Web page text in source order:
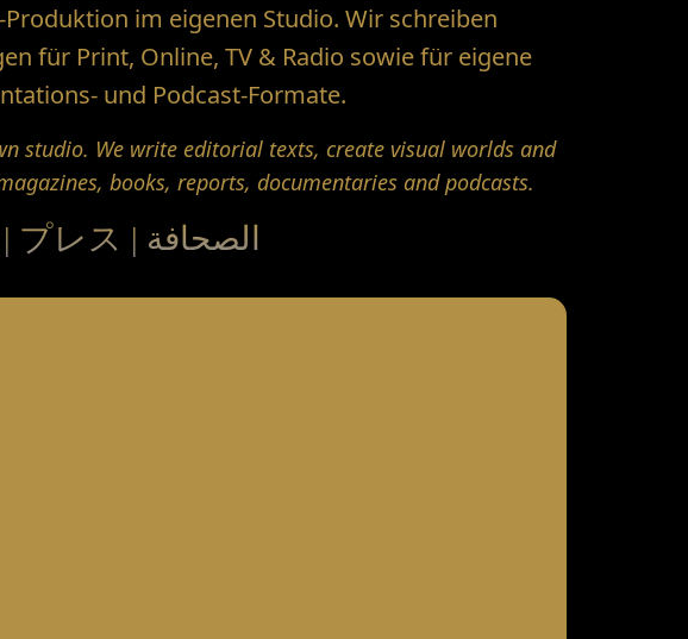
im eigenen Studio. Wir schreiben
für Print, Online, TV & Radio sowie für eigene
und Podcast-Formate.
studio. We write editorial texts, create visual worlds and
books, reports, documentaries and podcasts.